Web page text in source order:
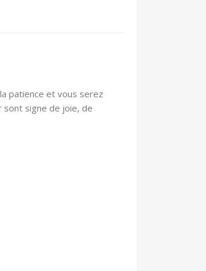
patience et vous serez
signe de joie, de